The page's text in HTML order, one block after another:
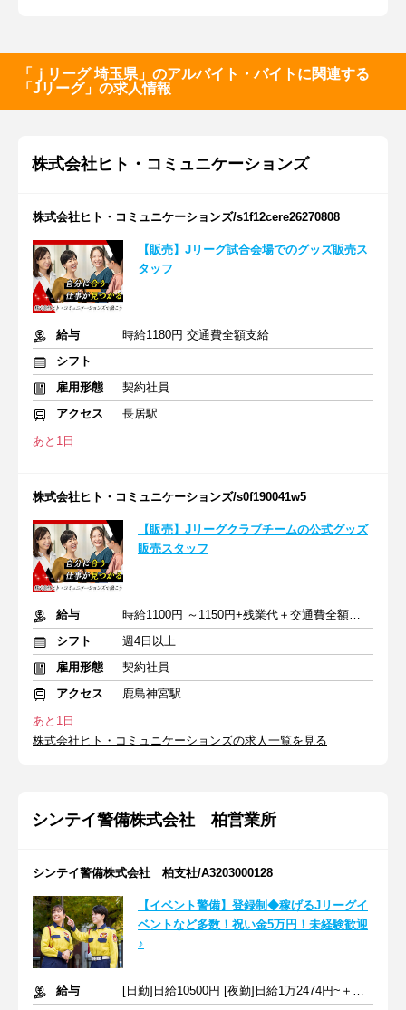
「ｊリーグ 埼玉県」のアルバイト・バイトに関連する
「Jリーグ」の求人情報
株式会社ヒト・コミュニケーションズ
株式会社ヒト・コミュニケーションズ/s1f12cere26270808
【販売】Jリーグ試合会場でのグッズ販売ス
タッフ
給与
時給1180円 交通費全額支給
シフト
雇用形態
契約社員
アクセス
長居駅
あと1日
株式会社ヒト・コミュニケーションズ/s0f190041w5
【販売】Jリーグクラブチームの公式グッズ
販売スタッフ
給与
時給1100円 ～1150円+残業代＋交通費全額支給
シフト
週4日以上
雇用形態
契約社員
アクセス
鹿島神宮駅
あと1日
株式会社ヒト・コミュニケーションズの求人一覧を見る
シンテイ警備株式会社 柏営業所
シンテイ警備株式会社 柏支社/A3203000128
【イベント警備】登録制◆稼げるJリーグイ
ベントなど多数！祝い金5万円！未経験歓迎
♪
給与 [日勤]日給10500円 [夜勤]日給1万2474円~＋交通費